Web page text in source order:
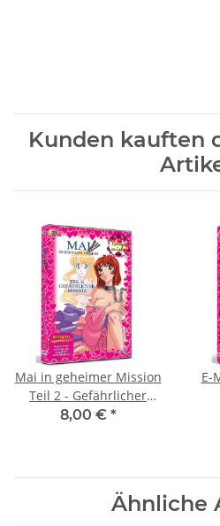
Kunden kauften
Mai in geheimer Mission
Teil 2 - Gefährlicher
Einsatz (Jugendverbot)
8,00 € *
E-
Ähnliche